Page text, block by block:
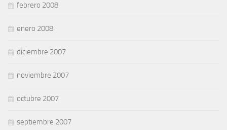
febrero 2008
enero 2008
diciembre 2007
noviembre 2007
octubre 2007
septiembre 2007